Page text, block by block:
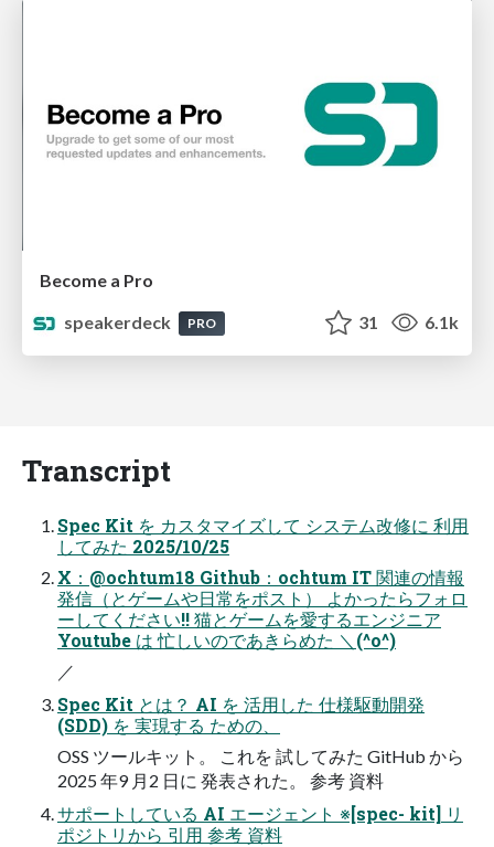
Become a Pro
speakerdeck
PRO 31 6.1k
Transcript
Spec Kit を​ カスタマイズして​ システム改修に​ 利用
してみた​ 2025/10/25
X：@ochtum18 Github：ochtum IT 関連の情報
発信（とゲームや日常をポスト） よかったらフォロ
ーしてください!! 猫とゲームを愛するエンジニア
Youtube は​ 忙しいのであきらめた​ ＼(^o^)
／
Spec Kit とは？ AI を​ 活用した​ 仕様駆動開発
(SDD) を​ 実現する​ ための、​
OSS ツールキット。​ これを​ 試してみた​ GitHub から​
2025 年9 月2 日に​ 発表された。​ 参考​ 資料​
サポートしている​ AI エージェント ※[spec-​ kit] リ
ポジトリから​ 引用 参考​ 資料​